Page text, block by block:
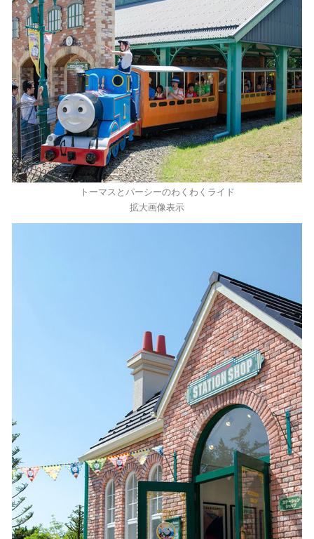
トーマスとパーシーのわくわくライド
拡大画像表示